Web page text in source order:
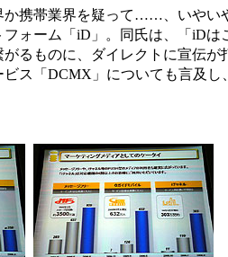
携帯業界を疑って……、いやい
ォーム「iD」。同氏は、「iDは
るものに、ダイレクトに宣伝が
ス「DCMX」についても言及し